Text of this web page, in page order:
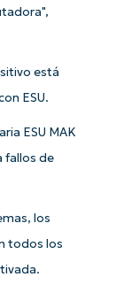
está
ESU.
ESU MAK
fallos de
los
todos los
de KB